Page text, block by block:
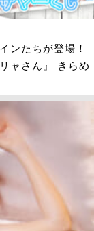
ンたちが登場！
ャさん』 きらめ